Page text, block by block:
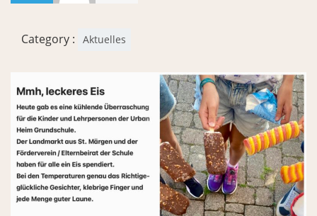
Category : Aktuelles